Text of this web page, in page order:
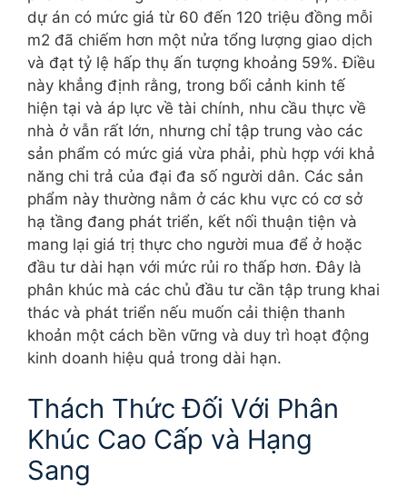
dự án có mức giá từ 60 đến 120 triệu đồng mỗi
m2 đã chiếm hơn một nửa tổng lượng giao dịch
và đạt tỷ lệ hấp thụ ấn tượng khoảng 59%. Điều
này khẳng định rằng, trong bối cảnh kinh tế
hiện tại và áp lực về tài chính, nhu cầu thực về
nhà ở vẫn rất lớn, nhưng chỉ tập trung vào các
sản phẩm có mức giá vừa phải, phù hợp với khả
năng chi trả của đại đa số người dân. Các sản
phẩm này thường nằm ở các khu vực có cơ sở
hạ tầng đang phát triển, kết nối thuận tiện và
mang lại giá trị thực cho người mua để ở hoặc
đầu tư dài hạn với mức rủi ro thấp hơn. Đây là
phân khúc mà các chủ đầu tư cần tập trung khai
thác và phát triển nếu muốn cải thiện thanh
khoản một cách bền vững và duy trì hoạt động
kinh doanh hiệu quả trong dài hạn.
Thách Thức Đối Với Phân
Khúc Cao Cấp và Hạng
Sang